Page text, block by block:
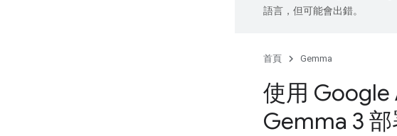
語言，但可能會出錯。
首頁 Gemma
使用 Google
Gemma 3